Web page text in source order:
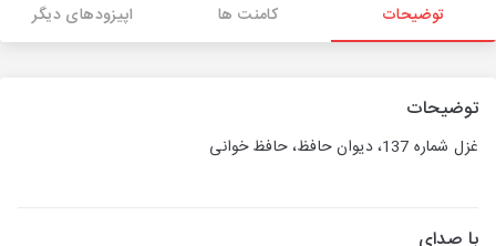
توضیحات کامنت ها اپیزودهای دیگر
توضیحات
غزل شماره 137، دیوان حافظ، حافظ خوانی
با صدای